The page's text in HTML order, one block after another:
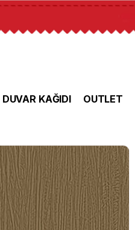
DUVAR KAĞIDI OUTLET